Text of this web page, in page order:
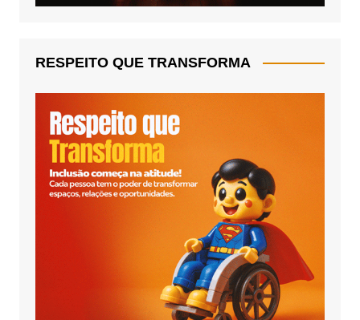
RESPEITO QUE TRANSFORMA